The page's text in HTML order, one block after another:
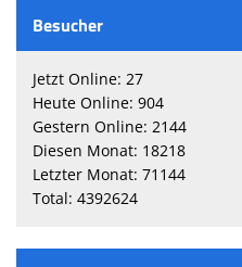
Besucher
Jetzt Online: 27
Heute Online: 904
Gestern Online: 2144
Diesen Monat: 18218
Letzter Monat: 71144
Total: 4392624